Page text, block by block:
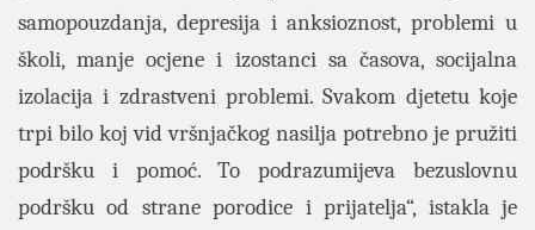
samopouzdanja, depresija i anksioznost, problemi u
školi, manje ocjene i izostanci sa časova, socijalna
izolacija i zdrastveni problemi. Svakom djetetu koje
trpi bilo koj vid vršnjačkog nasilja potrebno je pružiti
podršku i pomoć. To podrazumijeva bezuslovnu
podršku od strane porodice i prijatelja“, istakla je